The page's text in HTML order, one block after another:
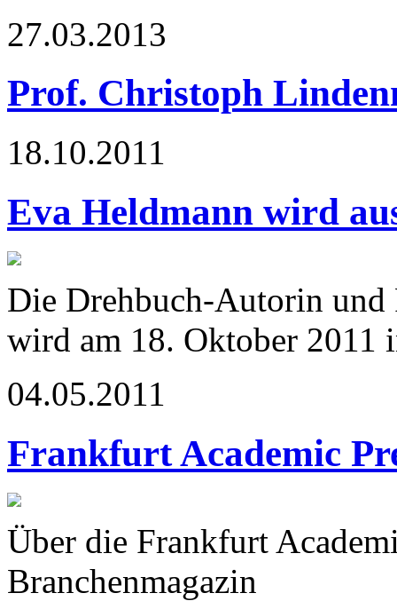
27.03.2013
Prof. Christoph
18.10.2011
Eva Heldmann wird
Die Drehbuch-Autorin und
wird am 18. Oktober 2011
04.05.2011
Frankfurt Academic
Über die Frankfurt
Branchenmagazin